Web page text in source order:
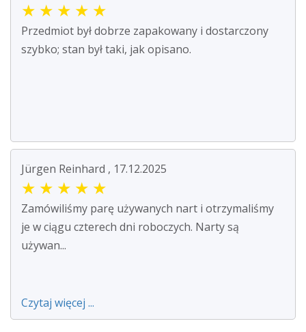
★ ★ ★ ★ ★
Przedmiot był dobrze zapakowany i dostarczony
szybko; stan był taki, jak opisano.
Jürgen Reinhard , 17.12.2025
★ ★ ★ ★ ★
Zamówiliśmy parę używanych nart i otrzymaliśmy
je w ciągu czterech dni roboczych. Narty są
używan...
Czytaj więcej ...